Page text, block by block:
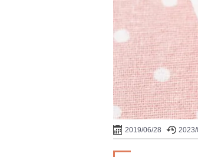
2019/06/28 2023/